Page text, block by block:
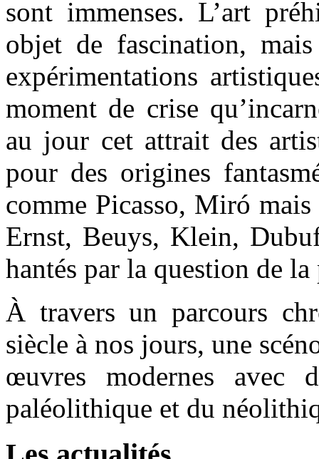
sont immenses. L’art
objet de fascination,
expérimentations
moment de crise
au jour cet attrait des
pour des origines
comme Picasso, Miró
Ernst, Beuys, Klein,
hantés par la question de
À travers un parcours
siècle à nos jours, une
œuvres modernes avec
paléolithique et du